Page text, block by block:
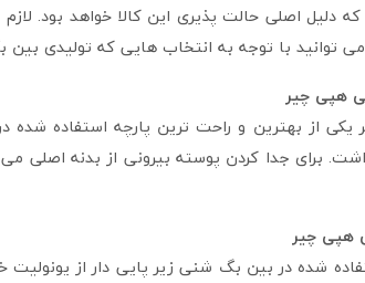
دلیل اصلی حالت پذیری این کالا خواهد بود.
می توانید با توجه به انتخاب هایی که تولیدی
هپی چیر
یکی از بهترین و راحت ترین پارچه استفاده
برای جدا کردن پوسته بیرونی از بدنه اصلی
هپی چیر
شده در بین بگ شنی زیر پایی دار از یونولیت